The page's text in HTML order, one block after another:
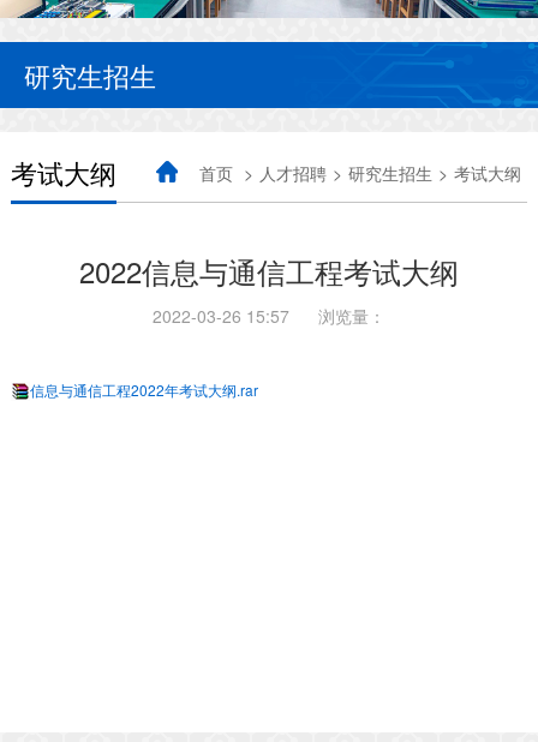
研究生招生
考试大纲 首页 > 人才招聘 > 研究生招生 > 考试大纲
2022信息与通信工程考试大纲
2022-03-26 15:57 浏览量：
信息与通信工程2022年考试大纲.rar